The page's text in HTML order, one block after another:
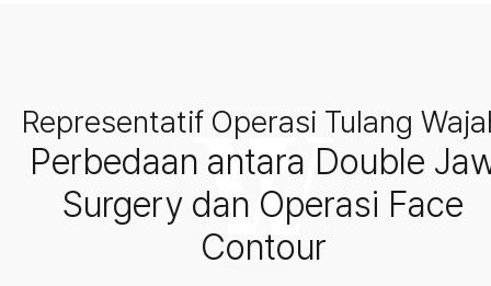
Representatif Operasi Tulang
Perbedaan antara Double
Surgery dan Operasi Face
Contour